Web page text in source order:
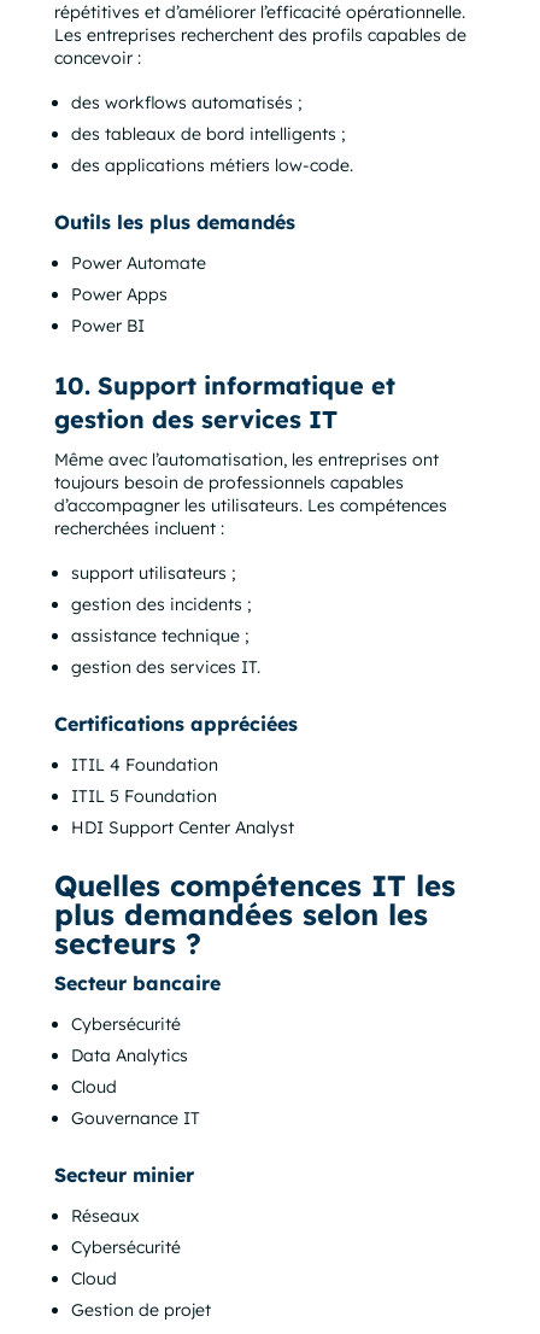
répétitives et d’améliorer l’efficacité opérationnelle.
Les entreprises recherchent des profils capables de
concevoir :
des workflows automatisés ;
des tableaux de bord intelligents ;
des applications métiers low-code.
Outils les plus demandés
Power Automate
Power Apps
Power BI
10. Support informatique et
gestion des services IT
Même avec l’automatisation, les entreprises ont
toujours besoin de professionnels capables
d’accompagner les utilisateurs. Les compétences
recherchées incluent :
support utilisateurs ;
gestion des incidents ;
assistance technique ;
gestion des services IT.
Certifications appréciées
ITIL 4 Foundation
ITIL 5 Foundation
HDI Support Center Analyst
Quelles compétences IT les
plus demandées selon les
secteurs ?
Secteur bancaire
Cybersécurité
Data Analytics
Cloud
Gouvernance IT
Secteur minier
Réseaux
Cybersécurité
Cloud
Gestion de projet